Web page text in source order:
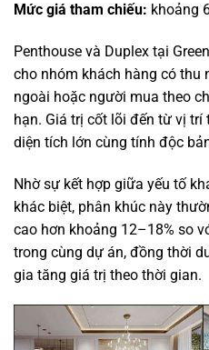
Mức giá tham chiếu: khoảng
Penthouse và Duplex tại
cho nhóm khách hàng có thu
ngoài hoặc người mua theo
hạn. Giá trị cốt lõi đến từ vị
diện tích lớn cùng tính độc
Nhờ sự kết hợp giữa yếu tố
khác biệt, phân khúc này
cao hơn khoảng 12–18% so
trong cùng dự án, đồng thời
gia tăng giá trị theo thời gian.